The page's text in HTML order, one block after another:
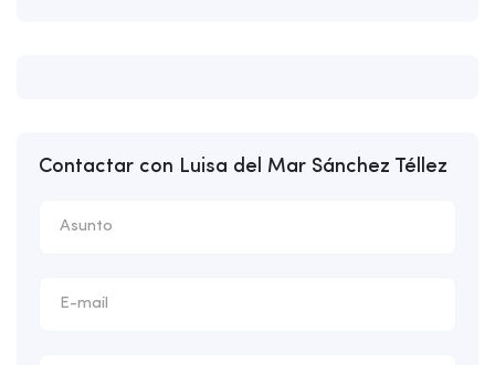
Contactar con Luisa del Mar Sánchez Téllez